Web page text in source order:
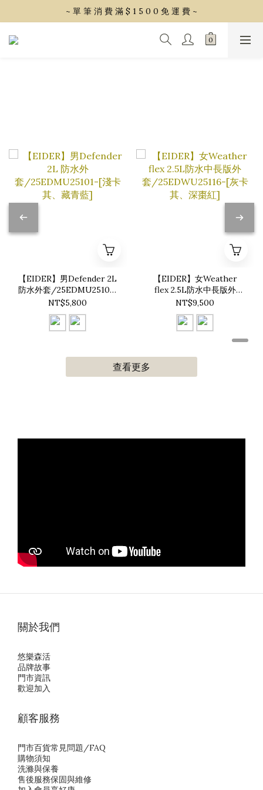
~ 單 筆 消 費 滿 $ 1 5 0 0 免 運 費 ~
~ 單 筆 消 費 滿 $ 1 5 0 0 免 運 費 ~
會 員 享 2% 點 數 回 饋 (1點=1元)
【EIDER】男Defender 2L
防水外套/25EDMU25101-
[淺卡其、藏青藍]
NT$5,800
【EIDER】女Weather
flex 2.5L防水中長版外
套/25EDWU25116-[灰卡
其、深棗紅]
NT$9,500
查看更多
關於我們
悠樂森活
品牌故事
門市資訊
歡迎加入
顧客服務
門市百貨常見問題/FAQ
購物須知
洗滌與保養
售後服務保固與維修